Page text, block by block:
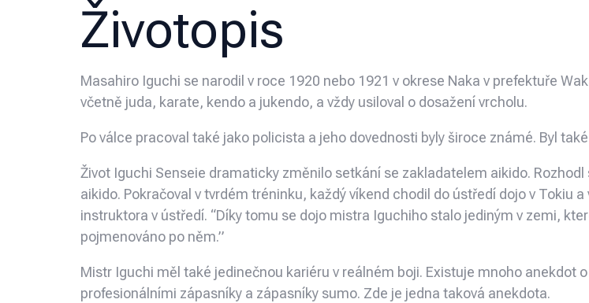
Životopis
Masahiro Iguchi se narodil v roce 1920 nebo 1921 v okrese Naka v prefektuře
včetně juda, karate, kendo a jukendo, a vždy usiloval o dosažení vrcholu.
Po válce pracoval také jako policista a jeho dovednosti byly široce známé. Byl
Život Iguchi Senseie dramaticky změnilo setkání se zakladatelem aikido.
aikido. Pokračoval v tvrdém tréninku, každý víkend chodil do ústředí dojo v Tokiu
instruktora v ústředí. “Díky tomu se dojo mistra Iguchiho stalo jediným v zemi,
pojmenováno po něm.”
Mistr Iguchi měl také jedinečnou kariéru v reálném boji. Existuje mnoho anekdot
profesionálními zápasníky a zápasníky sumo. Zde je jedna taková anekdota.